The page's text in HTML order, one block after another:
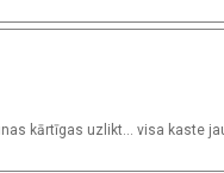
kārtīgas uzlikt... visa kaste jau